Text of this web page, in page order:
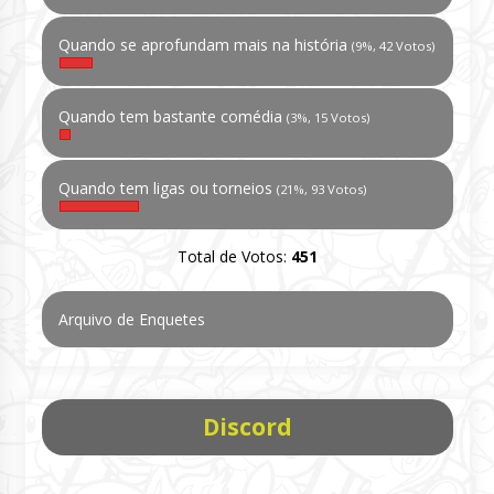
Quando se aprofundam mais na história (9%, 42 Votos)
Quando tem bastante comédia (3%, 15 Votos)
Quando tem ligas ou torneios (21%, 93 Votos)
Total de Votos: 451
Arquivo de Enquetes
Discord